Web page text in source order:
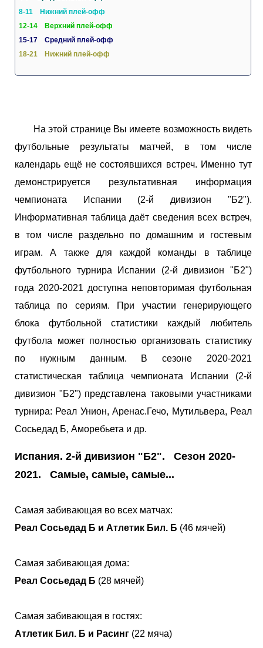
8-11 Нижний плей-офф
12-14 Верхний плей-офф
15-17 Средний плей-офф
18-21 Нижний плей-офф
На этой странице Вы имеете возможность видеть
футбольные результаты матчей, в том числе
календарь ещё не состоявшихся встреч. Именно тут
демонстрируется результативная информация
чемпионата Испании (2-й дивизион "Б2").
Информативная таблица даёт сведения всех встреч,
в том числе раздельно по домашним и гостевым
играм. А также для каждой команды в таблице
футбольного турнира Испании (2-й дивизион "Б2")
года 2020-2021 доступна неповторимая футбольная
таблица по сериям. При участии генерирующего
блока футбольной статистики каждый любитель
футбола может полностью организовать статистику
по нужным данным. В сезоне 2020-2021
статистическая таблица чемпионата Испании (2-й
дивизион "Б2") представлена таковыми участниками
турнира: Реал Унион, Аренас.Гечо, Мутильвера, Реал
Сосьедад Б, Аморебьета и др.
Испания. 2-й дивизион "Б2". Сезон 2020-
2021. Самые, самые, самые...
Самая забивающая во всех матчах:
Реал Сосьедад Б и Атлетик Бил. Б (46 мячей)
Самая забивающая дома:
Реал Сосьедад Б (28 мячей)
Самая забивающая в гостях:
Атлетик Бил. Б и Расинг (22 мяча)